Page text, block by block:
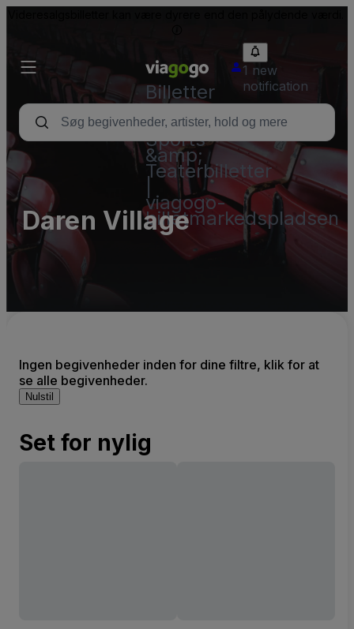
Billetter
-
Koncert-,
Sports-
&amp;
Teaterbilletter
viagogo-
billetmarkedspladsen
1 new
notification
Daren Village
Ingen begivenheder inden for dine filtre, klik for at
se alle begivenheder.
Nulstil
Set for nylig